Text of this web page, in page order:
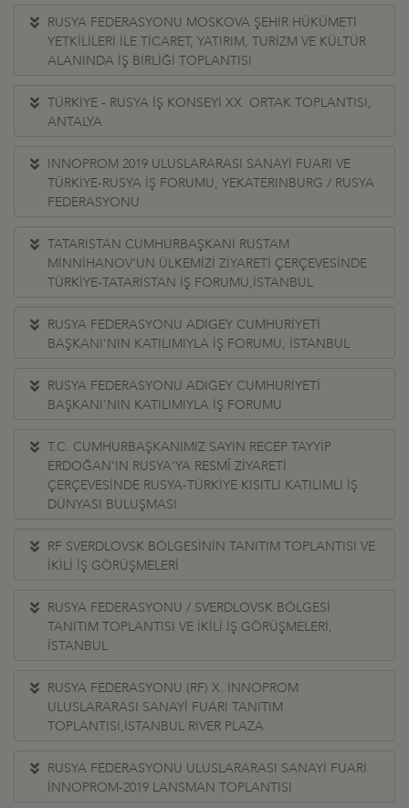
RUSYA FEDERASYONU MOSKOVA ŞEHİR HÜKÜMETİ
YETKİLİLERİ İLE TİCARET, YATIRIM, TURİZM VE KÜLTÜR
ALANINDA İŞ BİRLİĞİ TOPLANTISI
TÜRKİYE - RUSYA İŞ KONSEYİ XX. ORTAK TOPLANTISI,
ANTALYA
INNOPROM 2019 ULUSLARARASI SANAYİ FUARI VE
TÜRKİYE-RUSYA İŞ FORUMU, YEKATERINBURG / RUSYA
FEDERASYONU
TATARİSTAN CUMHURBAŞKANI RUSTAM
MİNNİHANOV’UN ÜLKEMİZİ ZİYARETİ ÇERÇEVESİNDE
TÜRKİYE-TATARİSTAN İŞ FORUMU,İSTANBUL
RUSYA FEDERASYONU ADIGEY CUMHURİYETİ
BAŞKANI’NIN KATILIMIYLA İŞ FORUMU, İSTANBUL
RUSYA FEDERASYONU ADIGEY CUMHURİYETİ
BAŞKANI'NIN KATILIMIYLA İŞ FORUMU
T.C. CUMHURBAŞKANIMIZ SAYIN RECEP TAYYİP
ERDOĞAN'IN RUSYA'YA RESMÎ ZİYARETİ
ÇERÇEVESİNDE RUSYA-TÜRKİYE KISITLI KATILIMLI İŞ
DÜNYASI BULUŞMASI
RF SVERDLOVSK BÖLGESİNİN TANITIM TOPLANTISI VE
İKİLİ İŞ GÖRÜŞMELERİ
RUSYA FEDERASYONU / SVERDLOVSK BÖLGESİ
TANITIM TOPLANTISI VE İKİLİ İŞ GÖRÜŞMELERİ,
İSTANBUL
RUSYA FEDERASYONU (RF) X. INNOPROM
ULUSLARARASI SANAYİ FUARI TANITIM
TOPLANTISI,İSTANBUL RİVER PLAZA
RUSYA FEDERASYONU ULUSLARARASI SANAYİ FUARI
İNNOPROM-2019 LANSMAN TOPLANTISI